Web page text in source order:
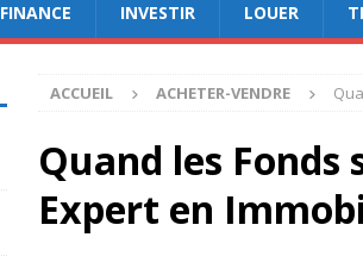
FINANCE INVESTIR LOUER
ACCUEIL ACHETER-VENDRE
Quand les Fonds
Expert en